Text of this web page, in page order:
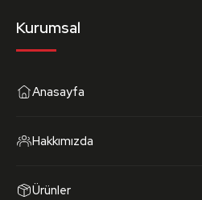
Kurumsal
Anasayfa
Hakkımızda
Ürünler